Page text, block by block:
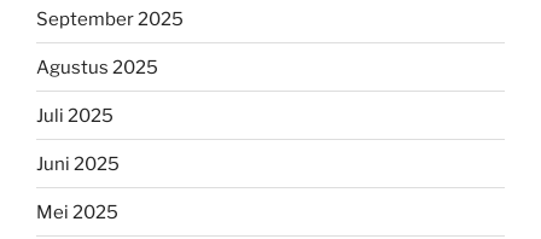
September 2025
Agustus 2025
Juli 2025
Juni 2025
Mei 2025